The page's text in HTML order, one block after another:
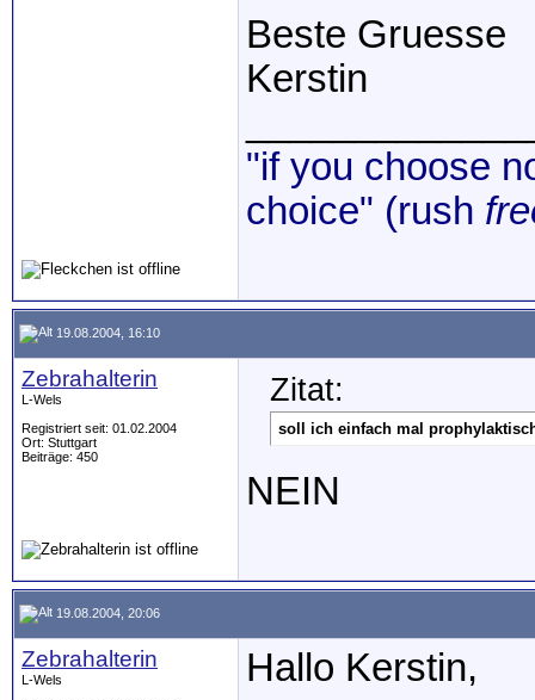
Beste Gruesse
Kerstin
"if you choose
choice" (rush
19.08.2004, 16:10
Zebrahalterin
L-Wels
Registriert seit: 01.02.2004
Ort: Stuttgart
Beiträge: 450
Zitat:
soll ich einfach mal
NEIN
19.08.2004, 20:06
Zebrahalterin
L-Wels
Hallo Kerstin,